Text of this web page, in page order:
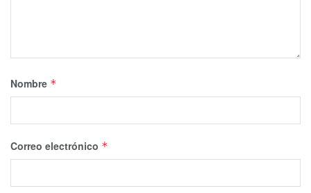
Nombre *
Correo electrónico *